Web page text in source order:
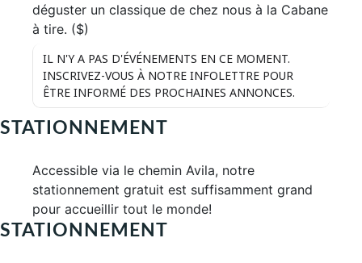
déguster un classique de chez nous à la Cabane
à tire. ($)
IL N'Y A PAS D'ÉVÉNEMENTS EN CE MOMENT.
INSCRIVEZ-VOUS À NOTRE INFOLETTRE POUR
ÊTRE INFORMÉ DES PROCHAINES ANNONCES.
STATIONNEMENT
Accessible via le chemin Avila, notre
stationnement gratuit est suffisamment grand
pour accueillir tout le monde!
STATIONNEMENT